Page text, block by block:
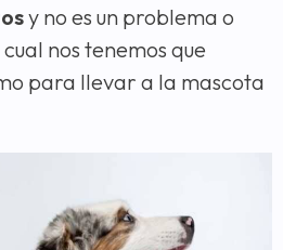
y no es un problema o
nos tenemos que
para llevar a la mascota